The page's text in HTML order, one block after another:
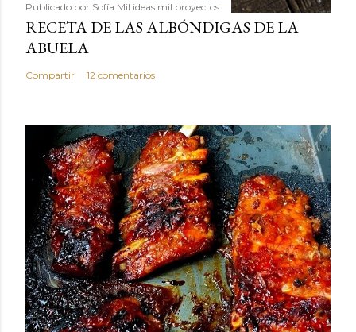
Publicado por Sofía Mil ideas mil proyectos
RECETA DE LAS ALBÓNDIGAS DE LA
ABUELA
Compartir 12 comentarios